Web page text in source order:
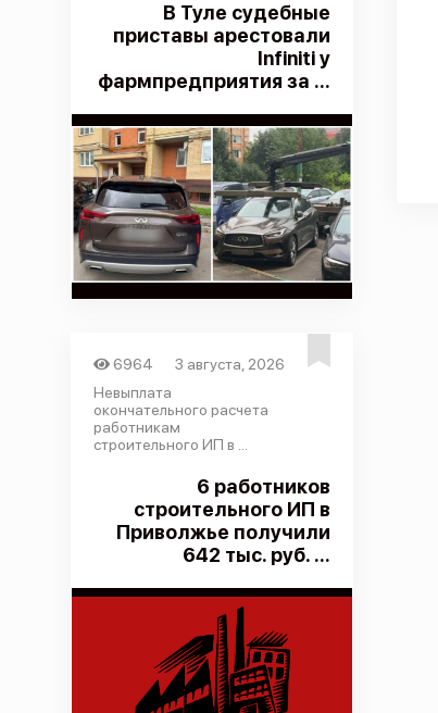
В Туле судебные
приставы арестовали
Infiniti у
фармпредприятия за ...
6964
3 августа, 2026
Невыплата
окончательного расчета
работникам
строительного ИП в ...
6 работников
строительного ИП в
Приволжье получили
642 тыс. руб. ...